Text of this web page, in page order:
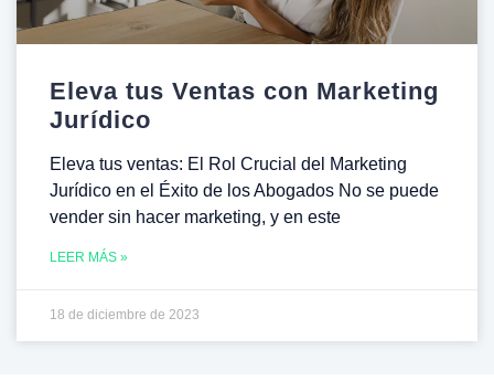
Eleva tus Ventas con Marketing
Jurídico
Eleva tus ventas: El Rol Crucial del Marketing
Jurídico en el Éxito de los Abogados No se puede
vender sin hacer marketing, y en este
LEER MÁS »
18 de diciembre de 2023